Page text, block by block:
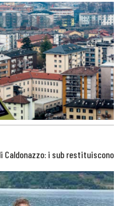
Caldonazzo: i sub restituiscono